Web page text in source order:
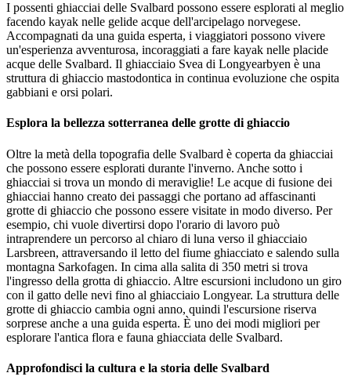
I possenti ghiacciai delle Svalbard possono essere esplorati al meglio
facendo kayak nelle gelide acque dell'arcipelago norvegese.
Accompagnati da una guida esperta, i viaggiatori possono vivere
un'esperienza avventurosa, incoraggiati a fare kayak nelle placide
acque delle Svalbard. Il ghiacciaio Svea di Longyearbyen è una
struttura di ghiaccio mastodontica in continua evoluzione che ospita
gabbiani e orsi polari.
Esplora la bellezza sotterranea delle grotte di ghiaccio
Oltre la metà della topografia delle Svalbard è coperta da ghiacciai
che possono essere esplorati durante l'inverno. Anche sotto i
ghiacciai si trova un mondo di meraviglie! Le acque di fusione dei
ghiacciai hanno creato dei passaggi che portano ad affascinanti
grotte di ghiaccio che possono essere visitate in modo diverso. Per
esempio, chi vuole divertirsi dopo l'orario di lavoro può
intraprendere un percorso al chiaro di luna verso il ghiacciaio
Larsbreen, attraversando il letto del fiume ghiacciato e salendo sulla
montagna Sarkofagen. In cima alla salita di 350 metri si trova
l'ingresso della grotta di ghiaccio. Altre escursioni includono un giro
con il gatto delle nevi fino al ghiacciaio Longyear. La struttura delle
grotte di ghiaccio cambia ogni anno, quindi l'escursione riserva
sorprese anche a una guida esperta. È uno dei modi migliori per
esplorare l'antica flora e fauna ghiacciata delle Svalbard.
Approfondisci la cultura e la storia delle Svalbard